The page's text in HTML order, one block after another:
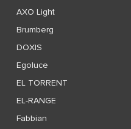
AXO Light
Brumberg
DOXIS
Egoluce
EL TORRENT
EL-RANGE
Fabbian